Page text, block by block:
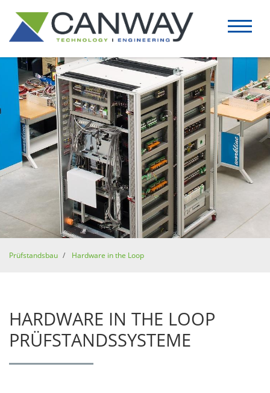
Prüfstandsbau Hardware in the Loop
HARDWARE IN THE LOOP
PRÜFSTANDSSYSTEME